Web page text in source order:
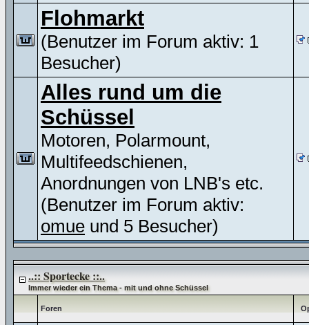
Flohmarkt
(Benutzer im Forum aktiv: 1
Besucher)
Alles rund um die
Schüssel
Motoren, Polarmount,
Multifeedschienen,
Anordnungen von LNB's etc.
(Benutzer im Forum aktiv:
omue und 5 Besucher)
..:: Sportecke ::..
Immer wieder ein Thema - mit und ohne Schüssel
Foren